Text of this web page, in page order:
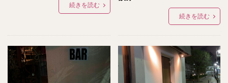
続きを読む
続きを読む